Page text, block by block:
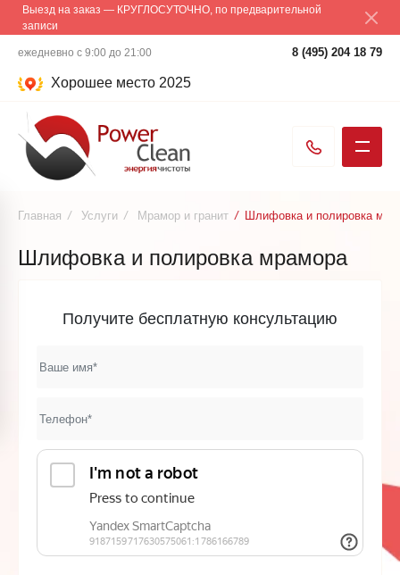
Выезд на заказ — КРУГЛОСУТОЧНО, по предварительной
записи
ежедневно с 9:00 до 21:00 8 (495) 204 18 79
Хорошее место 2025
Главная / Услуги / Мрамор и гранит / Шлифовка и полировка
Шлифовка и полировка мрамора
Получите бесплатную консультацию